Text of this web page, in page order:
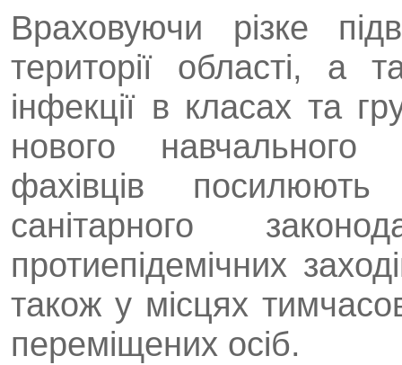
Враховуючи різке
території області, а
інфекції в класах та
нового навчального
фахівців
санітарного
протиепідемічних
також у місцях
переміщених осіб.